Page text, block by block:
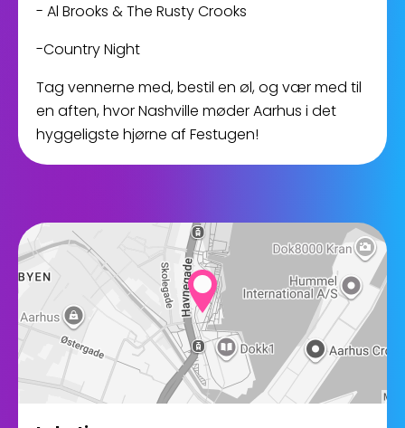
- Al Brooks & The Rusty Crooks
-Country Night
Tag vennerne med, bestil en øl, og vær med til
en aften, hvor Nashville møder Aarhus i det
hyggeligste hjørne af Festugen!